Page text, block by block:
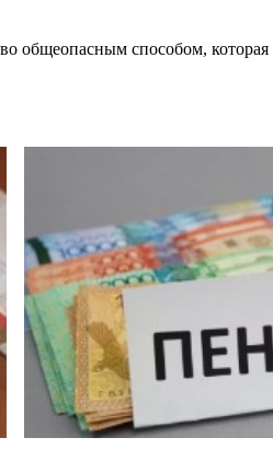
общеопасным способом,